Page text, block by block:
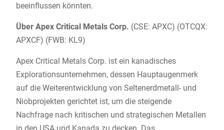
beeinflussen könnten.
Über Apex Critical Metals Corp. (CSE: APXC) (OTCQX:
APXCF) (FWB: KL9)
Apex Critical Metals Corp. ist ein kanadisches
Explorationsunternehmen, dessen Hauptaugenmerk
auf die Weiterentwicklung von Seltenerdmetall- und
Niobprojekten gerichtet ist, um die steigende
Nachfrage nach kritischen und strategischen Metallen
in den USA und Kanada zu decken. Das